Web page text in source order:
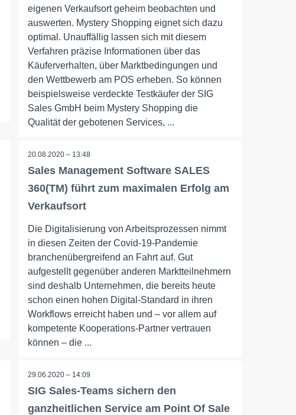
eigenen Verkaufsort geheim beobachten und
auswerten. Mystery Shopping eignet sich dazu
optimal. Unauffällig lassen sich mit diesem
Verfahren präzise Informationen über das
Käuferverhalten, über Marktbedingungen und
den Wettbewerb am POS erheben. So können
beispielsweise verdeckte Testkäufer der SIG
Sales GmbH beim Mystery Shopping die
Qualität der gebotenen Services, ...
20.08.2020 – 13:48
Sales Management Software SALES
360(TM) führt zum maximalen Erfolg am
Verkaufsort
Die Digitalisierung von Arbeitsprozessen nimmt
in diesen Zeiten der Covid-19-Pandemie
branchenübergreifend an Fahrt auf. Gut
aufgestellt gegenüber anderen Marktteilnehmern
sind deshalb Unternehmen, die bereits heute
schon einen hohen Digital-Standard in ihren
Workflows erreicht haben und – vor allem auf
kompetente Kooperations-Partner vertrauen
können – die ...
29.06.2020 – 14:09
SIG Sales-Teams sichern den
ganzheitlichen Service am Point Of Sale